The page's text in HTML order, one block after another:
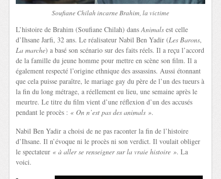
Soufiane Chilah incarne Brahim, la victime
L’histoire de Brahim (Soufiane Chilah) dansAnimals est celle
d’Ihsane Jarfi, 32 ans. Le réalisateur Nabil Ben Yadir (Les Barons,
La marche) a basé son scénario sur des faits réels. Il a reçu l’accord
de la famille du jeune homme pour mettre en scène son film. Il a
également respecté l’origine ethnique des assassins. Aussi étonnant
que cela puisse paraître, le mariage gay du père de l’un des tueurs à
la fin du long métrage, a réellement eu lieu, une semaine après le
meurtre. Le titre du film vient d’une réflexion d’un des accusés
pendant le procès : « On n’est pas des animals ».
Nabil Ben Yadir a choisi de ne pas raconter la fin de l’histoire
d’Ihsane. Il n’évoque ni le procès ni son verdict. Il voulait obliger
le spectateur « à aller se renseigner sur la vraie histoire ». La
voici.